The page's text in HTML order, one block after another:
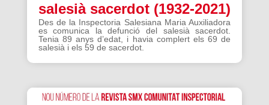
salesià sacerdot (1932-2021)
Des de la Inspectoria Salesiana Maria Auxiliadora
es comunica la defunció del salesià sacerdot.
Tenia 89 anys d’edat, i havia complert els 69 de
salesià i els 59 de sacerdot.